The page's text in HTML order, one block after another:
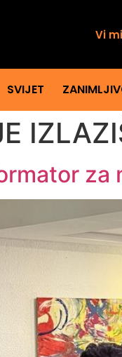
Vi
SVIJET
za